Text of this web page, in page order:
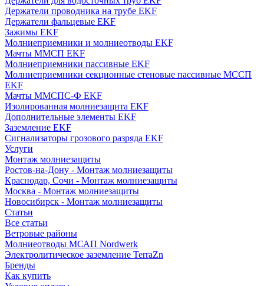
Держатели проводника на трубе EKF
Держатели фальцевые EKF
Зажимы EKF
Молниеприемники и молниеотводы EKF
Мачты ММСП EKF
Молниеприемники пассивные EKF
Молниеприемники секционные стеновые пассивные МССП
EKF
Мачты ММСПС-Ф EKF
Изолированная молниезащита EKF
Дополнительные элементы EKF
Заземление EKF
Сигнализаторы грозового разряда EKF
Услуги
Монтаж молниезащиты
Ростов-на-Дону - Монтаж молниезащиты
Краснодар, Сочи - Монтаж молниезащиты
Москва - Монтаж молниезащиты
Новосибирск - Монтаж молниезащиты
Статьи
Все статьи
Ветровые районы
Молниеотводы МСАП Nordwerk
Электролитическое заземление TerraZn
Бренды
Как купить